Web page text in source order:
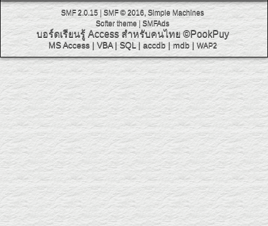
SMF 2.0.15| SMF © 2016 Simple Machines
Softer theme
SMFAds
บอร์ดเรียนรู้ Access สำหรับคนไทย ©PookPuy
MS Access| VBA|SQL | accdb|mdb| WAP2